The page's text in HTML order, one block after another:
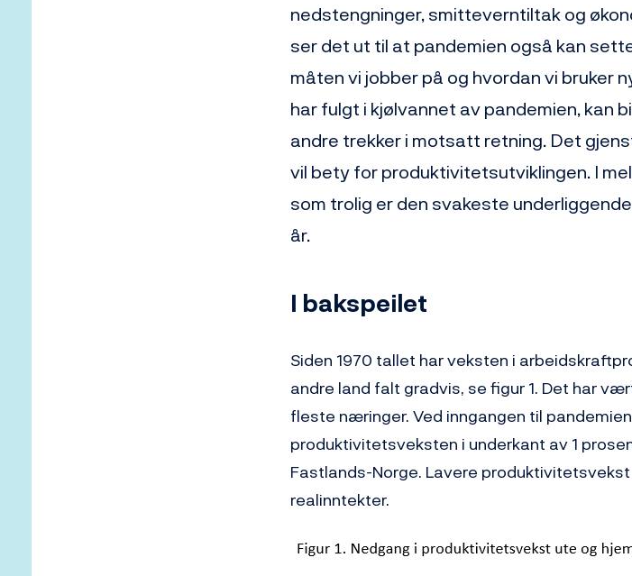
nedstengninger, smitteverntiltak og
ser det ut til at pandemien også kan
måten vi jobber på og hvordan vi bruker
har fulgt i kjølvannet av pandemien, kan
andre trekker i motsatt retning. Det
vil bety for produktivitetsutviklingen. I
som trolig er den svakeste
år.
I bakspeilet
Siden 1970 tallet har veksten i
andre land falt gradvis, se figur 1. Det har
fleste næringer. Ved inngangen til
produktivitetsveksten i underkant av 1
Fastlands-Norge. Lavere
realinntekter.